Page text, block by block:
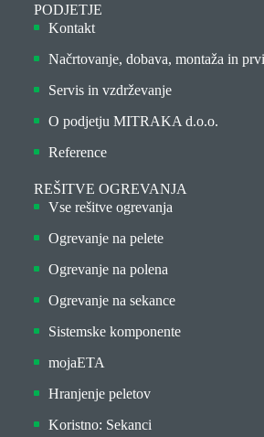
PODJETJE
Kontakt
Načrtovanje, dobava, montaža in
Servis in vzdrževanje
O podjetju MITRAKA d.o.o.
Reference
REŠITVE OGREVANJA
Vse rešitve ogrevanja
Ogrevanje na pelete
Ogrevanje na polena
Ogrevanje na sekance
Sistemske komponente
mojaETA
Hranjenje peletov
Koristno: Sekanci